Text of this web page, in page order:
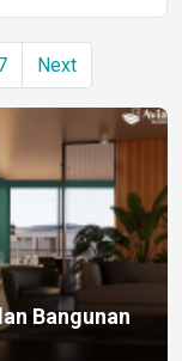
Next
Bangunan